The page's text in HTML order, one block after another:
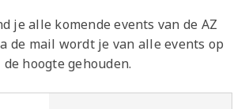
je alle komende events van de AZ
de mail wordt je van alle events op
de hoogte gehouden.